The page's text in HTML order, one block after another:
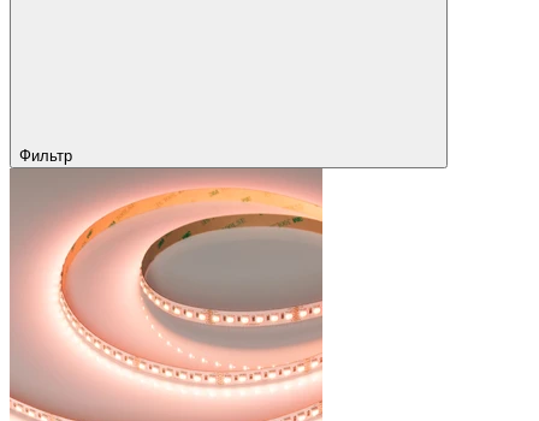
Фильтр